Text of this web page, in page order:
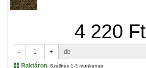
4 220 Ft
- + db
Raktáron , Szállítás 1-3 munkanap